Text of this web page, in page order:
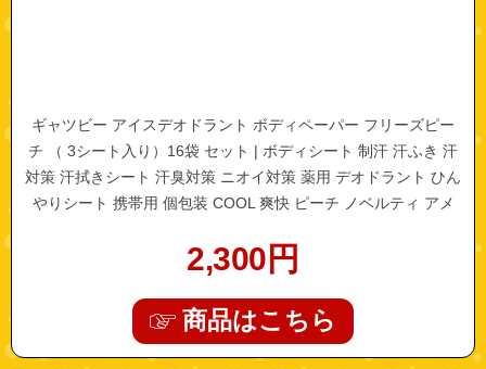
ギャツビー アイスデオドラント ボディペーパー フリーズピー
チ （ 3シート入り）16袋 セット | ボディシート 制汗 汗ふき 汗
対策 汗拭きシート 汗臭対策 ニオイ対策 薬用 デオドラント ひん
やりシート 携帯用 個包装 COOL 爽快 ピーチ ノベルティ アメ
2,300 円
商品はこちら